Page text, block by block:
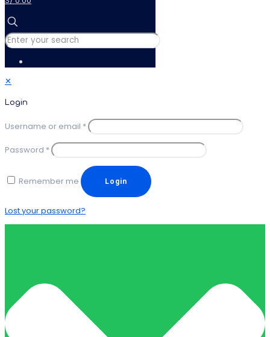
✕
Login
Username or email *
Password *
Remember me Login
Lost your password?